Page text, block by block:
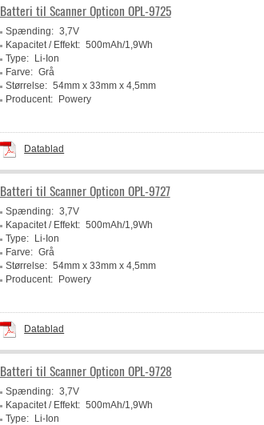
Batteri til Scanner Opticon OPL-9725
Spænding: 3,7V
Kapacitet / Effekt: 500mAh/1,9Wh
Type:
Li-Ion
Farve: Grå
Størrelse: 54mm x 33mm x 4,5mm
Producent:
Powery
Datablad
Batteri til Scanner Opticon OPL-9727
Spænding: 3,7V
Kapacitet / Effekt: 500mAh/1,9Wh
Type:
Li-Ion
Farve: Grå
Størrelse: 54mm x 33mm x 4,5mm
Producent:
Powery
Datablad
Batteri til Scanner Opticon OPL-9728
Spænding: 3,7V
Kapacitet / Effekt: 500mAh/1,9Wh
Type:
Li-Ion